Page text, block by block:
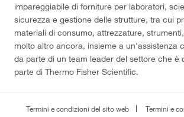
impareggiabile di forniture per laboratori,
sicurezza e gestione delle strutture, tra cui
materiali di consumo, attrezzature,
molto altro ancora, insieme a un'assistenza
da parte di un team leader del settore che è
parte di Thermo Fisher Scientific.
Termini e condizioni del sito web
Termini e